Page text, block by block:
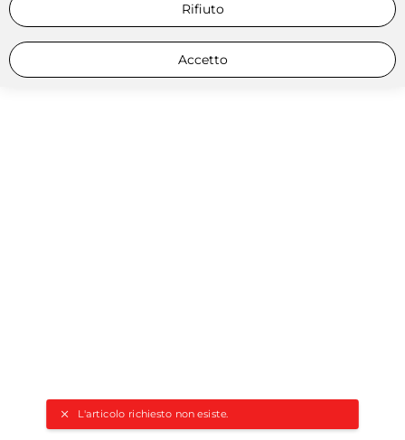
L'articolo richiesto non esiste.
Rifiuto
Accetto